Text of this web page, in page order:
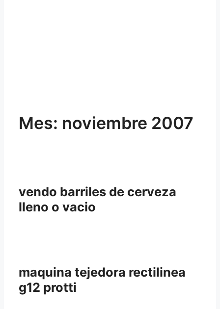
Mes: noviembre 2007
vendo barriles de cerveza
lleno o vacio
maquina tejedora rectilinea
g12 protti